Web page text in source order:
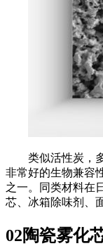
类似活性炭，
非常好的生物兼容
之一。同类材料在
芯、冰箱除味剂、
02陶瓷雾化